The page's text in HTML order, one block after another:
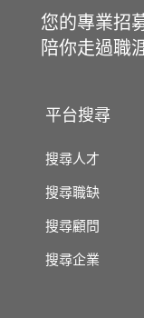
您的專業招
陪你走過職
平台搜尋
搜尋人才
搜尋職缺
搜尋顧問
搜尋企業